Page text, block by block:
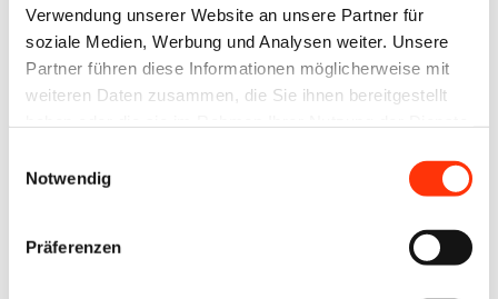
Verwendung unserer Website an unsere Partner für
soziale Medien, Werbung und Analysen weiter. Unsere
Partner führen diese Informationen möglicherweise mit
weiteren Daten zusammen, die Sie ihnen bereitgestellt
Notwendig
Präferenzen
Empfehlungen für Workflows in der Druck- und
Verpackungsindustrie erarbeiten. Auch die 2018
erschienene Norm ISO 19593-1 geht auf eine
Druckveredelung bzw. Druckweiter­verarbeitung
in erster Linie die Faltschachtel- oder